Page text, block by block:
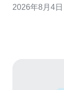
与域名解析、
2026年8月4日